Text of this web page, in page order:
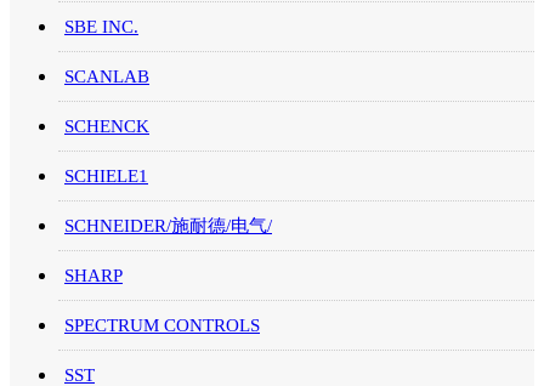
SBE INC.
SCANLAB
SCHENCK
SCHIELE1
SCHNEIDER/施耐德/电气/
SHARP
SPECTRUM CONTROLS
SST